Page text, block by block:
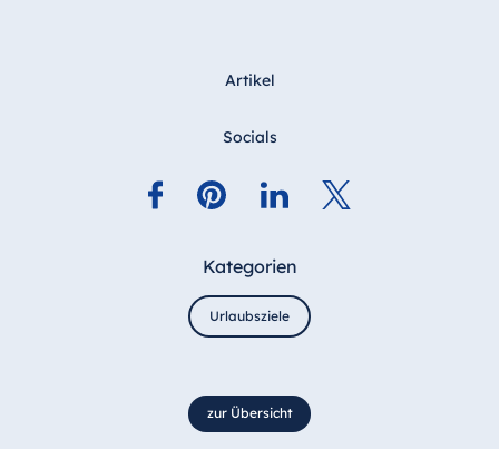
Artikel
Socials
Kategorien
Urlaubsziele
zur Übersicht